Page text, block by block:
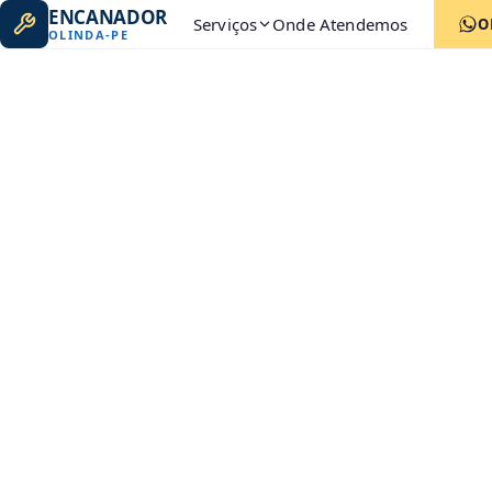
ENCANADOR
OLINDA-PE Serviços Onde Atendemos